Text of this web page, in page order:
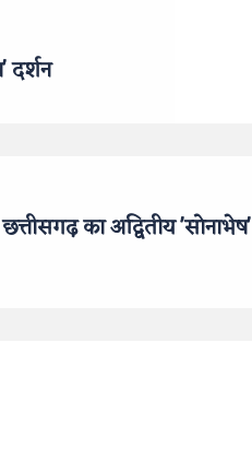
दर्शन
का अद्वितीय 'सोनाभेष'